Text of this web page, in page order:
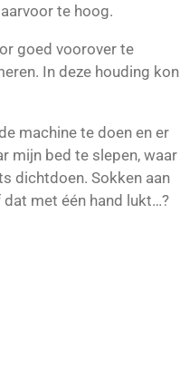
te hoog.
goed voorover te
In deze houding kon
machine te doen en er
mijn bed te slepen, waar
dichtdoen. Sokken aan
dat met één hand lukt…?